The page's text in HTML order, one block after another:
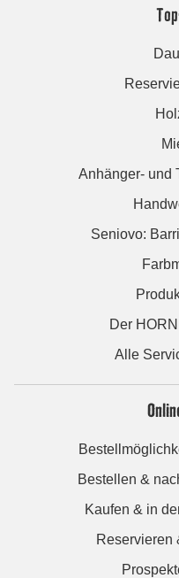
Anhänger- und
Seniovo:
Der
Alle
Bestellen &
Kaufen & in
Reservieren